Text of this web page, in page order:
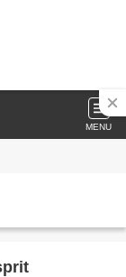
MENU